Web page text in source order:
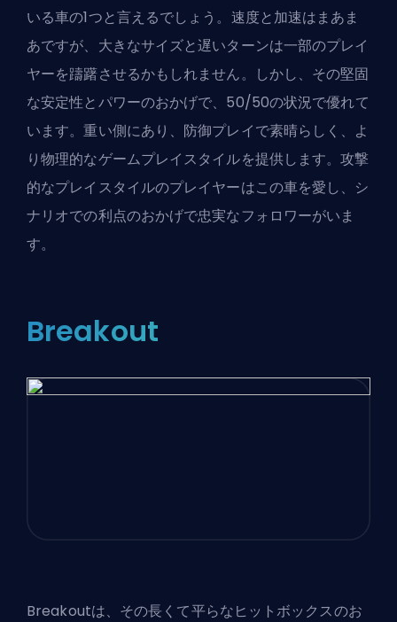
いる車の1つと言えるでしょう。速度と加速はまあま
あですが、大きなサイズと遅いターンは一部のプレイ
ヤーを躊躇させるかもしれません。しかし、その堅固
な安定性とパワーのおかげで、50/50の状況で優れて
います。重い側にあり、防御プレイで素晴らしく、よ
り物理的なゲームプレイスタイルを提供します。攻撃
的なプレイスタイルのプレイヤーはこの車を愛し、シ
ナリオでの利点のおかげで忠実なフォロワーがいま
す。
Breakout
Breakoutは、その長くて平らなヒットボックスのお